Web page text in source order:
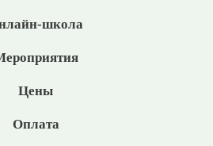
школа
Цены
Оплата